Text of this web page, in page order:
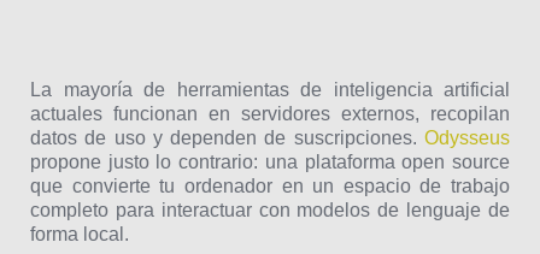
La mayoría de herramientas de inteligencia artificial
actuales funcionan en servidores externos, recopilan
datos de uso y dependen de suscripciones. Odysseus
propone justo lo contrario: una plataforma open source
que convierte tu ordenador en un espacio de trabajo
completo para interactuar con modelos de lenguaje de
forma local.